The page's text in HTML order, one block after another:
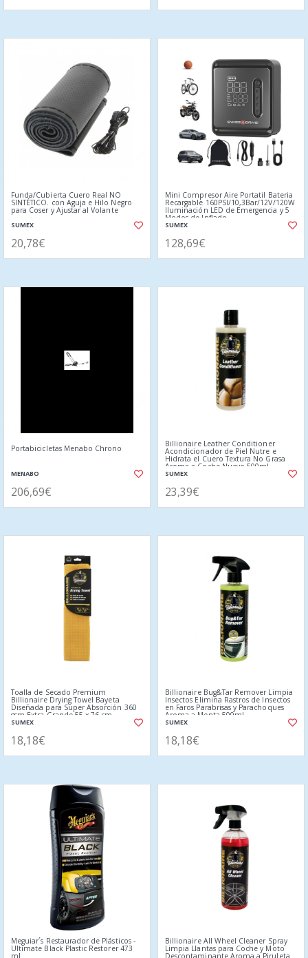
Funda/Cubierta Cuero Real NO
SINTÉTICO. con Aguja e Hilo Negro
para Coser y Ajustar al Volante
SUMEX
20,78€
Mini Compresor Aire Portatil Bateria
Recargable 160PSI/10,3Bar/12V/120W
Iluminación LED de Emergencia y 5
Modos de Inflado
SUMEX
128,69€
Portabicicletas Menabo Chrono
MENABO
206,69€
Billionaire Leather Conditioner
Acondicionador de Piel Nutre e
Hidrata el Cuero Textura No Grasa
Aroma a Coche Nuevo 500ml
SUMEX
23,39€
Toalla de Secado Premium
Billionaire Drying Towel Bayeta
Diseñada para Super Absorción 360
gsm Extra Grande 55 x 76 cm
SUMEX
18,18€
Billionaire Bug&Tar Remover Limpia
Insectos Elimina Rastros de Insectos
en Faros Parabrisas y Parachoques
Aroma a Menta 500ml
SUMEX
18,18€
Meguiar´s Restaurador de Plásticos -
Ultimate Black Plastic Restorer 473
ml
Billionaire All Wheel Cleaner Spray
Limpia Llantas para Coche y Moto
Descontaminante Aroma a Piruleta